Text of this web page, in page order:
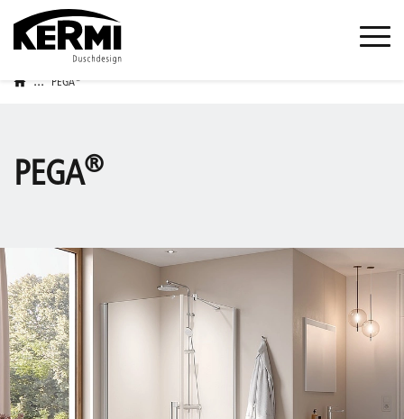
... PEGA®
PEGA®